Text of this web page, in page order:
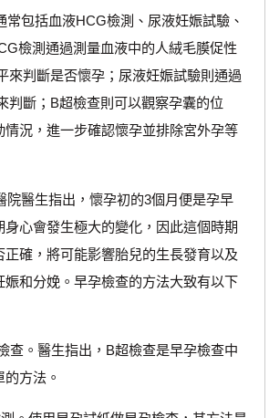
包括血液HCG檢測、尿液妊娠試驗、
檢測通過測量血液中的人絨毛膜促性
來判斷是否懷孕；尿液妊娠試驗則通過
判斷；B超檢查則可以觀察孕囊的位
情況，進一步確認懷孕並排除宮外孕等
醫生指出，懷孕初的3個月便是孕早
心會發生極大的變化，因此這個時期
正確，將可能影響胎兒的生長發育以及
娠和分娩。早孕檢查的方法大致有以下
。醫生指出，B超檢查是早孕檢查中
方法。